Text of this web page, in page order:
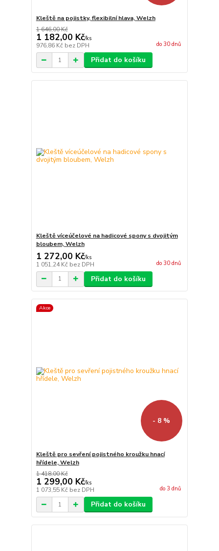
Kleště na pojistky, flexibilní hlava, Welzh
1 646,00 Kč
1 182,00 Kč/ks
976,86 Kč bez DPH do 30 dnů
Přidat do košíku
Kleště víceúčelové na hadicové spony s dvojitým
bloubem, Welzh
1 272,00 Kč/ks
1 051,24 Kč bez DPH do 30 dnů
Přidat do košíku
Akce
- 8 %
Kleště pro sevření pojistného kroužku hnací
hřídele, Welzh
1 418,00 Kč
1 299,00 Kč/ks
1 073,55 Kč bez DPH do 3 dnů
Přidat do košíku